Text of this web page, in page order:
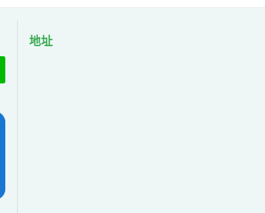
地址